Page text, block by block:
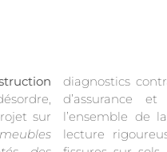
sur
diagnostics
d’assurance
l’ensemble de
lecture